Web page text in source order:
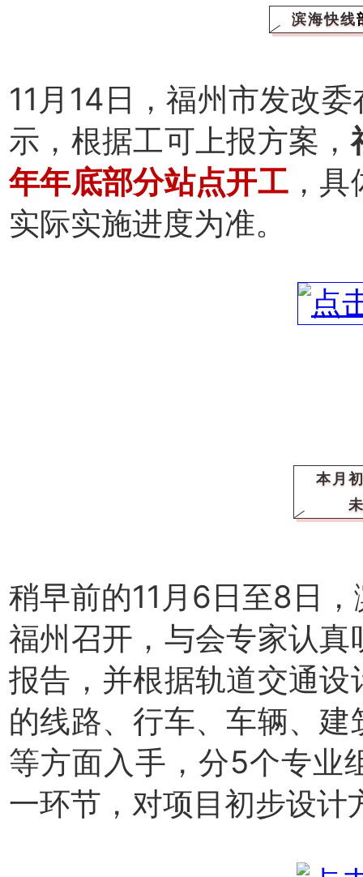
滨海快线
11月14日，福州市发改
示，根据工可上报方案，
年年底部分站点开工 ，
实际实施进度为准。
本月
稍早前的11月6日至8日
福州召开，与会专家认
报告，并根据轨道交通
的线路、行车、车辆、
等方面入手，分5个专业
一环节，对项目初步设